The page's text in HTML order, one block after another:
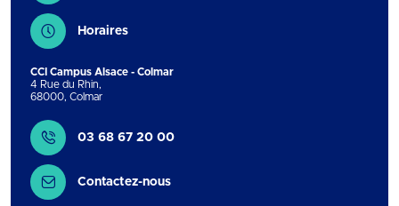
Horaires
CCI Campus Alsace - Colmar
4 Rue du Rhin,
68000, Colmar
Contact
03 68 67 20 00
Contactez-nous